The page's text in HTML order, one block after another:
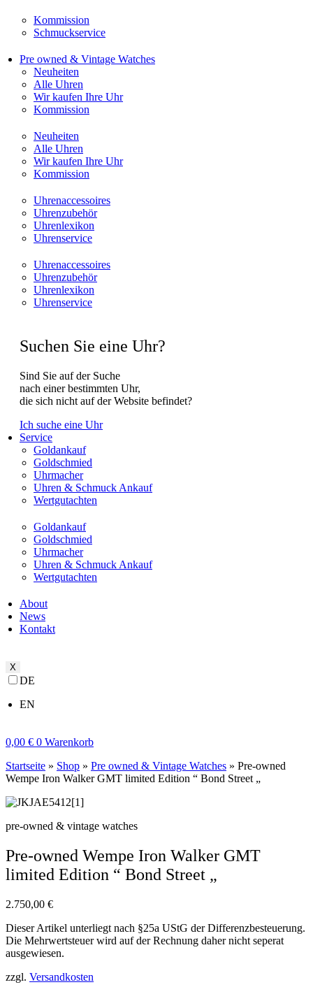
Kommission
Schmuckservice
Pre owned & Vintage Watches
Neuheiten
Alle Uhren
Wir kaufen Ihre Uhr
Kommission
Neuheiten
Alle Uhren
Wir kaufen Ihre Uhr
Kommission
Uhrenaccessoires
Uhrenzubehör
Uhrenlexikon
Uhrenservice
Uhrenaccessoires
Uhrenzubehör
Uhrenlexikon
Uhrenservice
Suchen Sie eine Uhr?
Sind Sie auf der Suche
nach einer bestimmten Uhr,
die sich nicht auf der Website befindet?
Ich suche eine Uhr
Service
Goldankauf
Goldschmied
Uhrmacher
Uhren & Schmuck Ankauf
Wertgutachten
Goldankauf
Goldschmied
Uhrmacher
Uhren & Schmuck Ankauf
Wertgutachten
About
News
Kontakt
X
DE
EN
0,00 € 0 Warenkorb
Startseite » Shop » Pre owned & Vintage Watches » Pre-owned
Wempe Iron Walker GMT limited Edition “ Bond Street „
pre-owned & vintage watches
Pre-owned Wempe Iron Walker GMT
limited Edition “ Bond Street „
2.750,00 €
Dieser Artikel unterliegt nach §25a UStG der Differenzbesteuerung.
Die Mehrwertsteuer wird auf der Rechnung daher nicht seperat
ausgewiesen.
zzgl. Versandkosten